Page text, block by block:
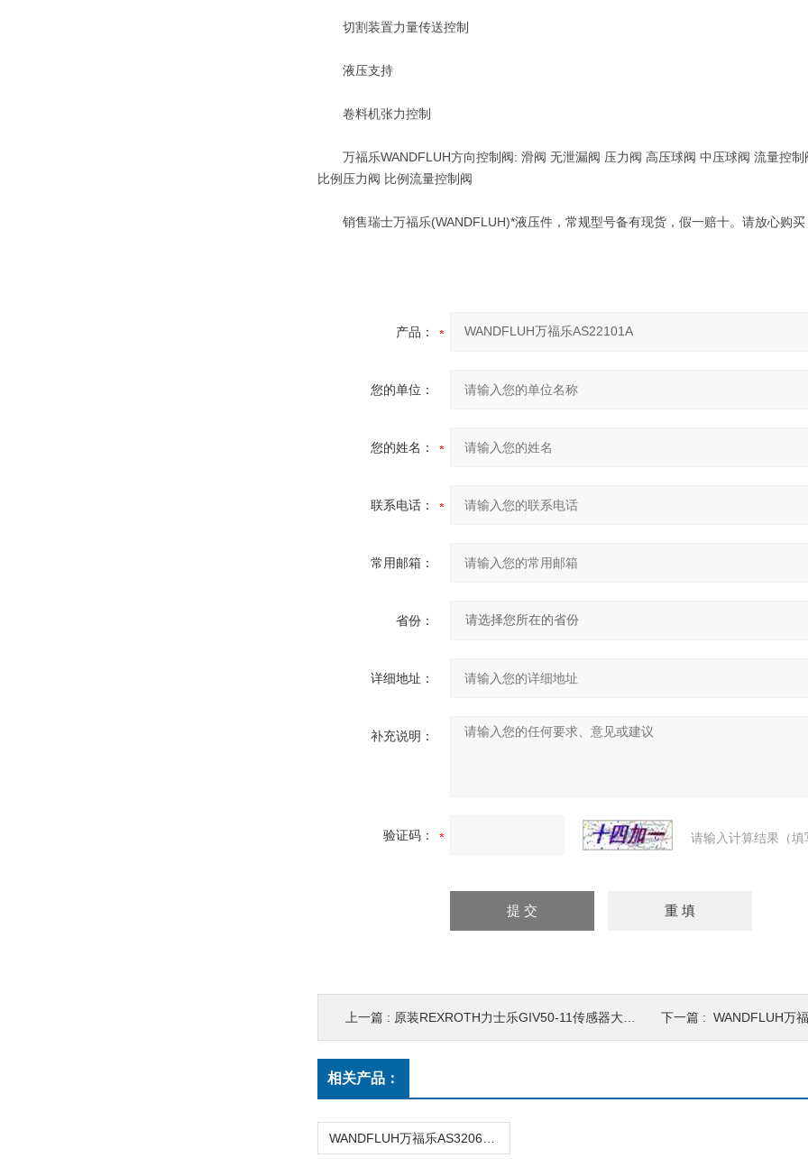
切割装置力量传送控制
液压支持
卷料机张力控制
万福乐WANDFLUH方向控制阀: 滑阀 无泄漏阀 压力阀 高压球阀 中压球阀 流量控制
比例压力阀 比例流量控制阀
销售瑞士万福乐(WANDFLUH)*液压件，常规型号备有现货，假一赔十。请放心购买
产品：
您的单位：
您的姓名：
联系电话：
常用邮箱：
省份：
详细地址：
补充说明：
验证码： 请输入计算结果（
上一篇 : 原装REXROTH力士乐GIV50-11传感器大量现货 下一篇 : WANDFLUH万
相关产品：